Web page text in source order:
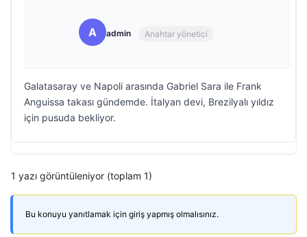
A admin Anahtar yönetici
Galatasaray ve Napoli arasında Gabriel Sara ile Frank
Anguissa takası gündemde. İtalyan devi, Brezilyalı yıldız
için pusuda bekliyor.
1 yazı görüntüleniyor (toplam 1)
Bu konuyu yanıtlamak için giriş yapmış olmalısınız.